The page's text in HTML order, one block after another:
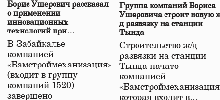
Борис Ушерович рассказал
о применении
инновационных
технологий при
строительстве нового моста
в Забайкалье
В Забайкалье
компанией
«Бамстроймеханизация»
(входит в группу
компаний 1520)
завершено
Группа компаний Бориса
Ушеровича строит новую
д развязку на станции
Тында
Строительство ж/д
развязки на станции
Тында начато
компанией
которая входит в…